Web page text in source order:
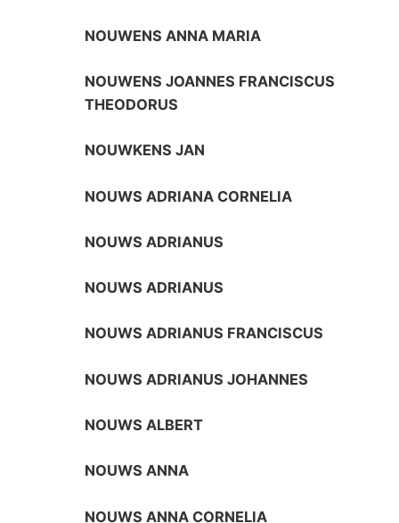
NOUWENS ANNA MARIA
NOUWENS JOANNES FRANCISCUS
THEODORUS
NOUWKENS JAN
NOUWS ADRIANA CORNELIA
NOUWS ADRIANUS
NOUWS ADRIANUS
NOUWS ADRIANUS FRANCISCUS
NOUWS ADRIANUS JOHANNES
NOUWS ALBERT
NOUWS ANNA
NOUWS ANNA CORNELIA